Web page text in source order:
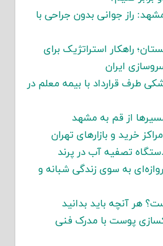
راز جوانی بدون جراحی با
راهکار استراتژیک برای
ایران
طرف قرارداد با بیمه معلم در
از قم به مشهد
خرید و بازارهای تهران
تصفیه آب در پرند
به سوی زندگی شبانه و
هر آنچه باید بدانید
پوست با مدرک فنی